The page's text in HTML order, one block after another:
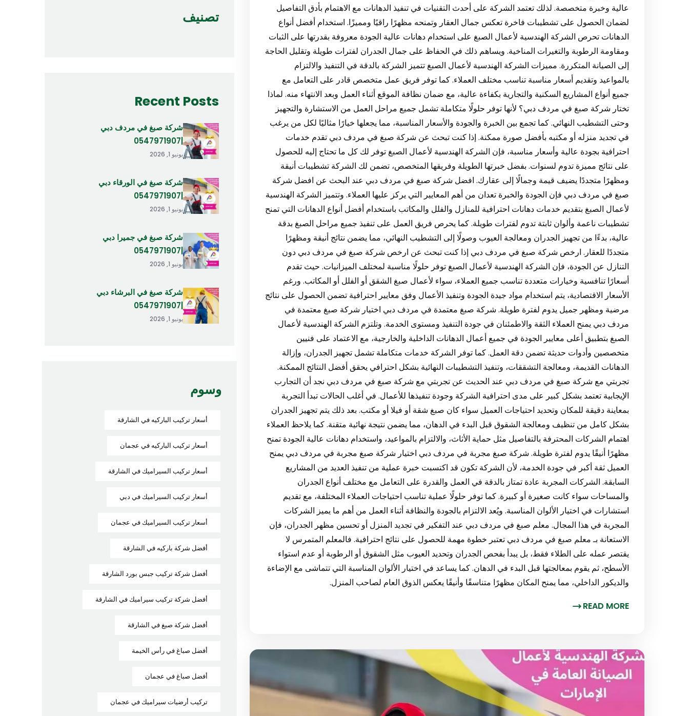
عالية وخبرة متخصصة. لذلك تعتمد الشركة على أحدث التقنيات في تنفيذ الدهانات مع الاهتمام بأدق التفاصيل
لضمان الحصول على تشطيبات فاخرة تعكس جمال العقار وتمنحه مظهرًا راقيًا ومميزًا. استخدام أفضل أنواع
الدهانات تحرص الشركة الهندسية لأعمال الصبغ على استخدام دهانات عالية الجودة معروفة بقدرتها على الثبات
ومقاومة الرطوبة والتغيرات المناخية. ويساهم ذلك في الحفاظ على جمال الجدران لفترات طويلة وتقليل الحاجة
إلى الصيانة المتكررة. مميزات الشركة الهندسية لأعمال الصبغ تتميز الشركة بالدقة في التنفيذ والالتزام
بالمواعيد وتقديم أسعار مناسبة تناسب مختلف العملاء. كما توفر فريق عمل متخصص قادر على التعامل مع
جميع أنواع المشاريع السكنية والتجارية بكفاءة عالية، مع ضمان نظافة الموقع أثناء العمل وبعد الانتهاء منه. لماذا
تختار شركة صبغ في مردف دبي؟ لأنها توفر حلولًا متكاملة تشمل جميع مراحل العمل من الاستشارة والتجهيز
وحتى التشطيب النهائي. كما تجمع بين الخبرة والجودة والأسعار المناسبة، مما يجعلها خيارًا مثاليًا لكل من يرغب
في تجديد منزله أو مكتبه بأفضل صورة ممكنة. إذا كنت تبحث عن شركة صبغ في مردف دبي تقدم خدمات
احترافية بجودة عالية وأسعار مناسبة، فإن الشركة الهندسية لأعمال الصبغ توفر لك كل ما تحتاج إليه للحصول
على نتائج مميزة تدوم لسنوات. بفضل خبرتها الطويلة وفريقها المتخصص، تضمن لك الشركة تشطيبات أنيقة
ومظهرًا متجددًا يضيف قيمة وجمالًا إلى عقارك. افضل شركة صبغ في مردف دبي عند البحث عن افضل شركة
صبغ في مردف دبي فإن الجودة والخبرة تعدان من أهم المعايير التي يركز عليها العملاء. وتتميز الشركة الهندسية
لأعمال الصبغ بتقديم خدمات دهانات احترافية للمنازل والفلل والمكاتب باستخدام أفضل أنواع الدهانات التي تمنح
تشطيبات ناعمة وألوان ثابتة تدوم لفترات طويلة. كما يحرص فريق العمل على تنفيذ جميع مراحل الصبغ بدقة
عالية، بدءًا من تجهيز الجدران ومعالجة العيوب وصولًا إلى التشطيب النهائي، مما يضمن نتائج أنيقة ومظهرًا
متجددًا للعقار. ارخص شركة صبغ في مردف دبي إذا كنت تبحث عن ارخص شركة صبغ في مردف دبي دون
التنازل عن الجودة، فإن الشركة الهندسية لأعمال الصبغ توفر حلولًا مناسبة لمختلف الميزانيات. حيث تقدم
أسعارًا تنافسية وخيارات متعددة تناسب جميع العملاء، سواء لأعمال صبغ الشقق أو الفلل أو المكاتب. ورغم
الأسعار الاقتصادية، يتم استخدام مواد جيدة الجودة وتنفيذ الأعمال وفق معايير احترافية تضمن الحصول على نتائج
مرضية ومظهر جميل يدوم لفترة طويلة. شركة صبغ معتمدة في مردف دبي اختيار شركة صبغ معتمدة في
مردف دبي يمنح العملاء الثقة والاطمئنان في جودة التنفيذ ومستوى الخدمة. وتلتزم الشركة الهندسية لأعمال
الصبغ بتطبيق أعلى معايير الجودة في جميع أعمال الدهانات الداخلية والخارجية، مع الاعتماد على فنيين
متخصصين وأدوات حديثة تضمن دقة العمل. كما توفر الشركة خدمات متكاملة تشمل تجهيز الجدران، وإزالة
الدهانات القديمة، ومعالجة التشققات، وتنفيذ التشطيبات النهائية بشكل احترافي يحقق أفضل النتائج الممكنة.
تجربتي مع شركة صبغ في مردف دبي عند الحديث عن تجربتي مع شركة صبغ في مردف دبي نجد أن التجارب
الإيجابية تعتمد بشكل كبير على مدى احترافية الشركة وجودة تنفيذها للأعمال. في أغلب الحالات تبدأ التجربة
بمعاينة دقيقة للمكان وتحديد احتياجات العميل سواء كان صبغ شقة أو فيلا أو مكتب. بعد ذلك يتم تجهيز الجدران
بشكل كامل من تنظيف ومعالجة الشقوق قبل البدء في الدهان، مما يضمن نتيجة نهائية متقنة. كما يلاحظ العملاء
اهتمام الشركات المحترفة بالتفاصيل مثل حماية الأثاث، والالتزام بالمواعيد، واستخدام دهانات عالية الجودة تمنح
مظهرًا أنيقًا يدوم لفترة طويلة. شركة صبغ مجربة في مردف دبي اختيار شركة صبغ مجربة في مردف دبي يمنح
العميل ثقة أكبر في جودة الخدمة، لأن الشركة تكون قد اكتسبت خبرة عملية من تنفيذ العديد من المشاريع
السابقة. الشركات المجربة عادة تمتاز بالدقة في العمل والقدرة على التعامل مع مختلف أنواع الجدران
والمساحات سواء كانت صغيرة أو كبيرة. كما توفر حلولًا عملية تناسب احتياجات العملاء المختلفة، مع تقديم
استشارات في اختيار الألوان المناسبة. ويُعد الالتزام بالجودة والنظافة أثناء العمل من أهم ما يميز الشركات
المجربة في هذا المجال. معلم صبغ في مردف دبي عند التفكير في تجديد المنزل أو تحسين مظهر الجدران، فإن
الاستعانة بـ معلم صبغ في مردف دبي تعتبر خطوة مهمة للحصول على نتائج احترافية. فالمعلم المتمرس لا
يقتصر عمله على الطلاء فقط، بل يبدأ بفحص الجدران وتحديد العيوب مثل الشقوق أو الرطوبة أو عدم استواء
الأسطح، ثم يقوم بمعالجتها قبل البدء في الدهان. كما يساعد في اختيار الألوان المناسبة التي تتماشى مع الإضاءة
والديكور الداخلي، مما يمنح المكان مظهرًا متناسقًا وأنيقًا يعكس الذوق العام لصاحب المنزل.
READ MORE
تصنيف
Recent Posts
شركة صبغ في مردف دبي
يونيو 1, 2026
شركة صبغ في الورقاء دبي
يونيو 1, 2026
شركة صبغ في جميرا دبي
يونيو 1, 2026
شركة صبغ في البرشاء دبي
يونيو 1, 2026
وسوم
أسعار تركيب الباركيه في الشارقة
أسعار تركيب الباركيه في عجمان
أسعار تركيب السيراميك في الشارقة
أسعار تركيب السيراميك في دبي
أسعار تركيب السيراميك في عجمان
أفضل شركة باركيه في الشارقة
أفضل شركة تركيب جبس بورد الشارقة
أفضل شركة تركيب سيراميك في الشارقة
أفضل شركة صبغ في الشارقة
أفضل صباغ في رأس الخيمة
أفضل صباغ في عجمان
تركيب أرضيات سيراميك في عجمان